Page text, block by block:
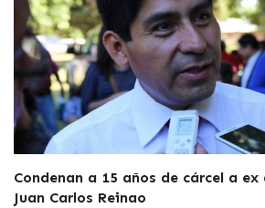
Condenan a 15 años de cárcel a ex
Juan Carlos Reinao